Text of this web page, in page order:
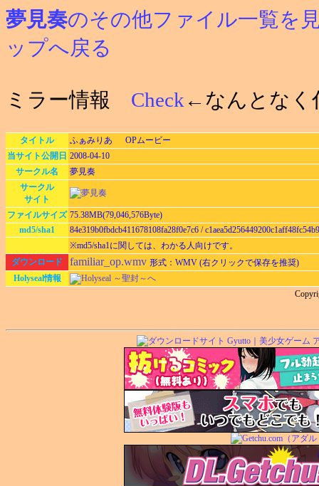
夢見奏のその他ファイル一覧を
ップへ戻る
ミラー情報 Check ←なんとなく
タイトル
ふぁみりあ OPムービー
当サイト公開日 2008-04-10
サークル名
夢見奏
サークル
サイト
ファイルサイズ 75.38MB(79,046,576Byte)
md5/sha1
84e319b0fbdcb411678108fa28f0e7c6 /
※md5/sha1に関しては、わかる人向けです。
ダウンロード
familiar_op.wmv 形式：WMV (右クリックで保存を推奨)
Holyseal情報
Holyseal ～聖封～へ